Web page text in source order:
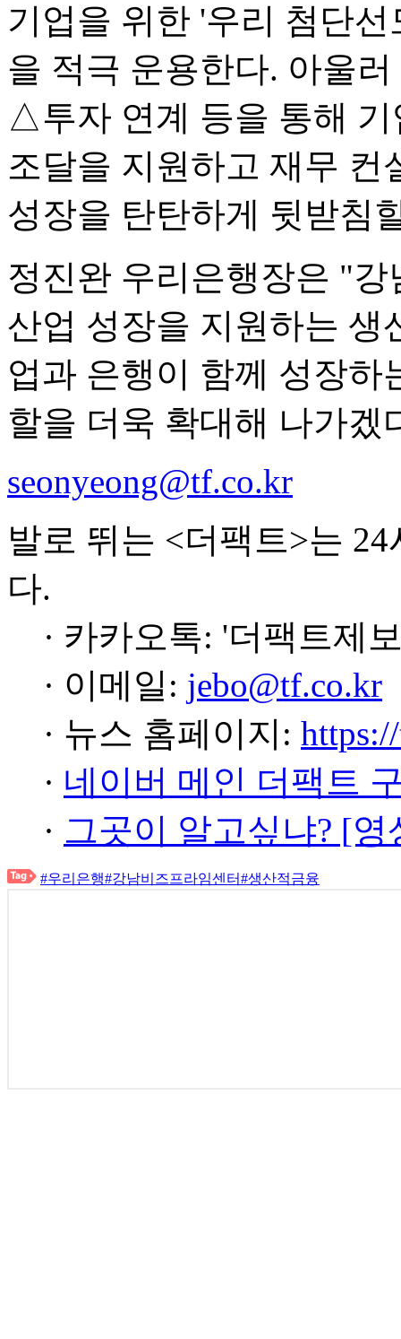
기업을 위한 '우리 첨단
을 적극 운용한다. 아울
△투자 연계 등을 통해
조달을 지원하고 재무 컨
성장을 탄탄하게 뒷받침
정진완 우리은행장은 "
산업 성장을 지원하는
업과 은행이 함께 성장하
할을 더욱 확대해 나가겠
seonyeong@tf.co.kr
발로 뛰는 <더팩트>는
다.
· 카카오톡: '더팩트제
· 이메일: jebo@tf.co.kr
· 뉴스 홈페이지:
· 네이버 메인 더팩트
· 그곳이 알고싶냐? [
#우리은행#강남비즈프라임센터#생산적금융